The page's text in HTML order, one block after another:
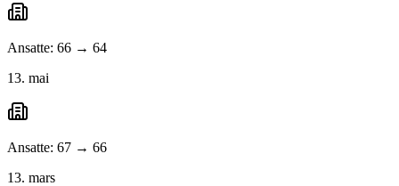
Ansatte: 66 → 64
13. mai
Ansatte: 67 → 66
13. mars